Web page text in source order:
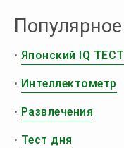
Популярное
• Японский IQ ТЕСТ
• Интеллектометр
• Развлечения
• Тест дня